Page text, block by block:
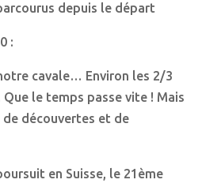
depuis le départ
:
cavale… Environ les 2/3
le temps passe vite ! Mais
de découvertes et de
en Suisse, le 21ème